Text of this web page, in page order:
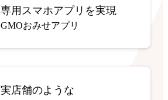
専用スマホアプリを実現
GMOおみせアプリ
実店舗のような